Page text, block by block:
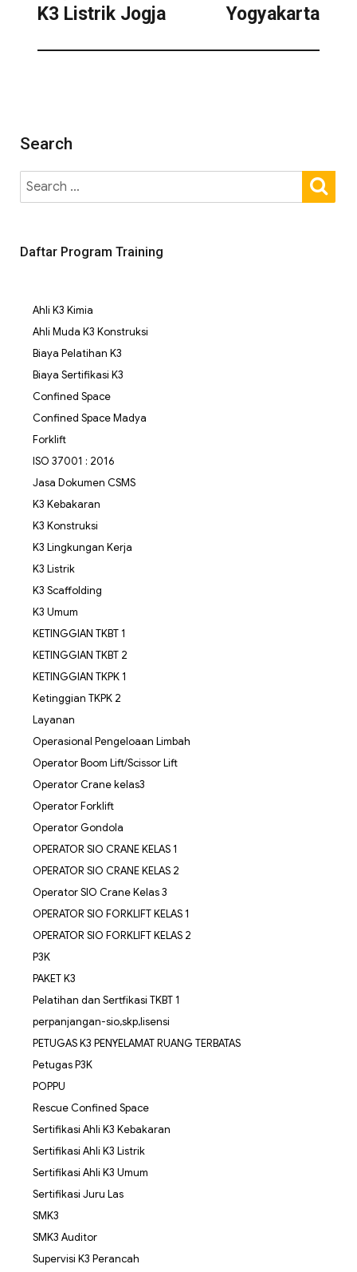
K3 Listrik Jogja
Yogyakarta
Search
Daftar Program Training
Ahli K3 Kimia
Ahli Muda K3 Konstruksi
Biaya Pelatihan K3
Biaya Sertifikasi K3
Confined Space
Confined Space Madya
Forklift
ISO 37001 : 2016
Jasa Dokumen CSMS
K3 Kebakaran
K3 Konstruksi
K3 Lingkungan Kerja
K3 Listrik
K3 Scaffolding
K3 Umum
KETINGGIAN TKBT 1
KETINGGIAN TKBT 2
KETINGGIAN TKPK 1
Ketinggian TKPK 2
Layanan
Operasional Pengeloaan Limbah
Operator Boom Lift/Scissor Lift
Operator Crane kelas3
Operator Forklift
Operator Gondola
OPERATOR SIO CRANE KELAS 1
OPERATOR SIO CRANE KELAS 2
Operator SIO Crane Kelas 3
OPERATOR SIO FORKLIFT KELAS 1
OPERATOR SIO FORKLIFT KELAS 2
P3K
PAKET K3
Pelatihan dan Sertfikasi TKBT 1
perpanjangan-sio,skp,lisensi
PETUGAS K3 PENYELAMAT RUANG TERBATAS
Petugas P3K
POPPU
Rescue Confined Space
Sertifikasi Ahli K3 Kebakaran
Sertifikasi Ahli K3 Listrik
Sertifikasi Ahli K3 Umum
Sertifikasi Juru Las
SMK3
SMK3 Auditor
Supervisi K3 Perancah